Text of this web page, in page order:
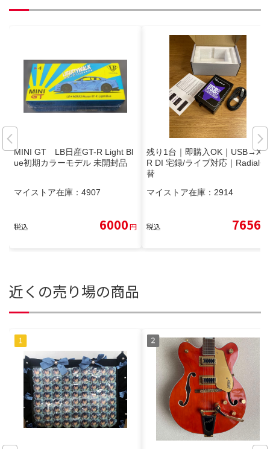
MINI GT LB日産GT-R Light Bl
ue初期カラーモデル 未開封品
マイストア在庫： 4907
税込 6000円
残り1台｜即購入OK｜USB→XL
R DI 宅録/ライブ対応｜Radial代
替
マイストア在庫： 2914
税込 7656
近くの売り場の商品